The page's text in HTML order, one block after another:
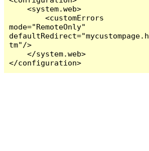
    <system.web>
        <customErrors
mode="RemoteOnly"
defaultRedirect="mycustompage.h
tm"/>
    </system.web>
</configuration>